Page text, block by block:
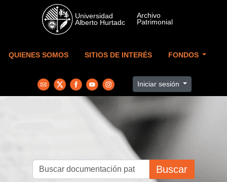
Skip to main content
QUIENES SOMOS SITIOS DE INTERÉS FONDOS
Iniciar sesión
Buscar